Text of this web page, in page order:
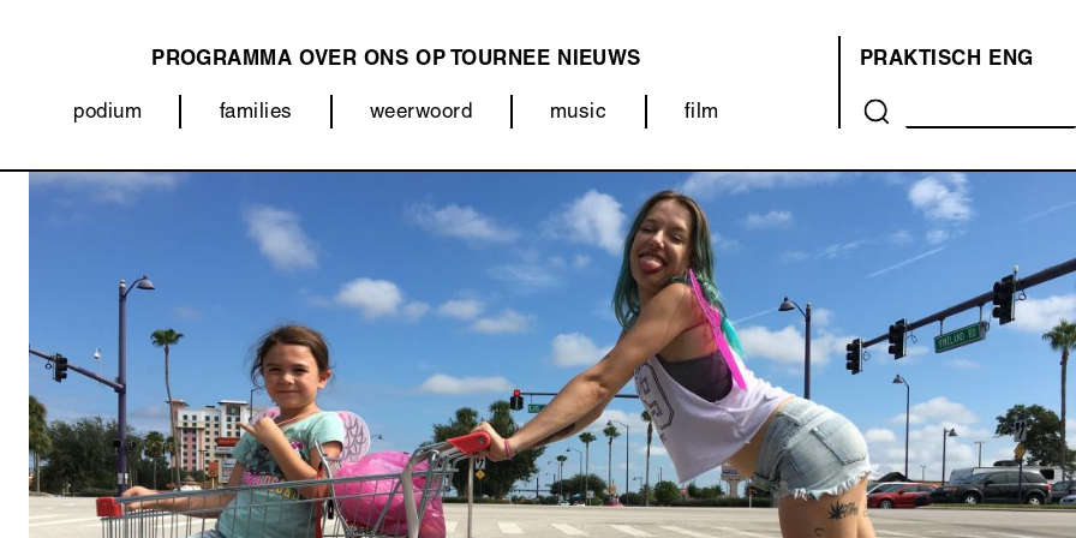
Categorieën
(menu)
podium families weerwoord music film
NAVIGATION
PROGRAMMA OVER ONS OP TOURNEE NIEUWS
OVER
ONS
(MENU)
PRAKTISCH ENG